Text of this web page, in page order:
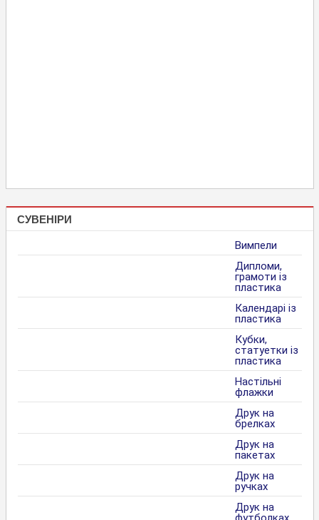
СУВЕНІРИ
Вимпели
Дипломи,
грамоти із
пластика
Календарі із
пластика
Кубки,
статуетки із
пластика
Настільні
флажки
Друк на
брелках
Друк на
пакетах
Друк на
ручках
Друк на